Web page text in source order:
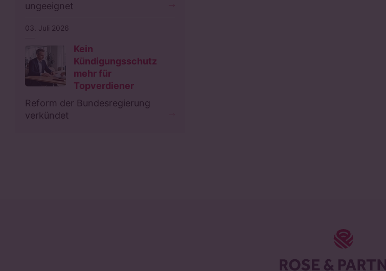
ungeeignet
03. Juli 2026
Kein
Kündigungsschutz
mehr für
Topverdiener
Reform der Bundesregierung
verkündet